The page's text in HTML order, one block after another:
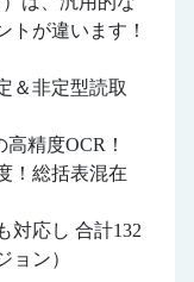
トが違います！
＆非定型読取
精度OCR！
！総括表混在
対応し 合計132
ョン）